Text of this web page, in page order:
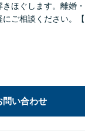
ほぐします。離婚
ご相談ください。
問い合わせ